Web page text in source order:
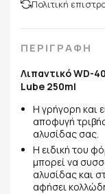
Πολιτική
ΠΕΡΙΓΡΑΦΗ
​Λιπαντικό WD-
Lube 250ml
Η γρήγορη και
αποφυγή
αλυσίδας σας.
Η ειδική του
μπορεί να
αλυσίδας και
αφήσει